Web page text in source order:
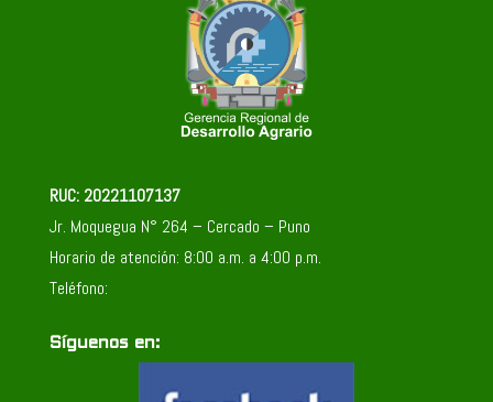
RUC: 20221107137
Jr. Moquegua N° 264 – Cercado – Puno
Horario de atención: 8:00 a.m. a 4:00 p.m.
Teléfono:
Síguenos en: